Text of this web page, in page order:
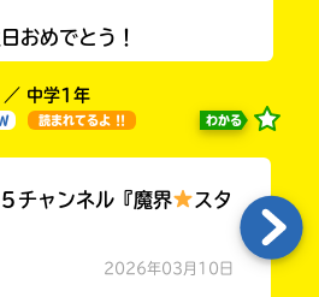
おめでとう！
／ 中学1年
読まれてるよ !! わかる
チャンネル『魔界
スタ
2026年03月10日